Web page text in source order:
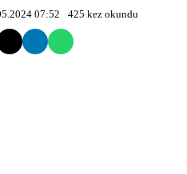
07:52 425 kez okundu